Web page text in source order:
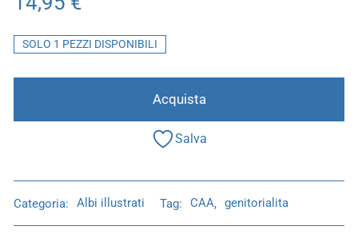
SOLO 1 PEZZI DISPONIBILI
Acquista
Salva
Categoria: Albi illustrati Tag: CAA, genitorialita